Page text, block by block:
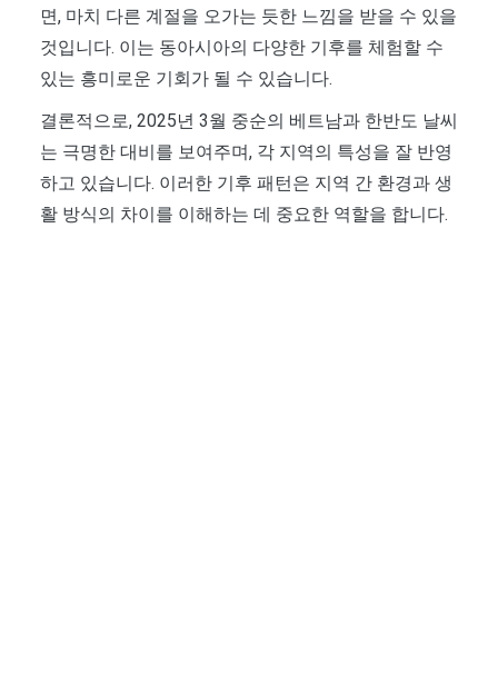
면, 마치 다른 계절을 오가는 듯한 느낌을 받을 수 있을
것입니다. 이는 동아시아의 다양한 기후를 체험할 수
있는 흥미로운 기회가 될 수 있습니다.
결론적으로, 2025년 3월 중순의 베트남과 한반도 날씨
는 극명한 대비를 보여주며, 각 지역의 특성을 잘 반영
하고 있습니다. 이러한 기후 패턴은 지역 간 환경과 생
활 방식의 차이를 이해하는 데 중요한 역할을 합니다.